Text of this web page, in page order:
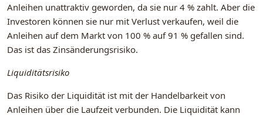
Anleihen unattraktiv geworden, da sie nur 4 % zahlt. Aber die
Investoren können sie nur mit Verlust verkaufen, weil die
Anleihen auf dem Markt von 100 % auf 91 % gefallen sind.
Das ist das Zinsänderungsrisiko.
Liquiditätsrisiko
Das Risiko der Liquidität ist mit der Handelbarkeit von
Anleihen über die Laufzeit verbunden. Die Liquidität kann